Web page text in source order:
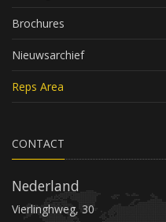
Brochures
Nieuwsarchief
Reps Area
CONTACT
Nederland
Vierlinghweg, 30